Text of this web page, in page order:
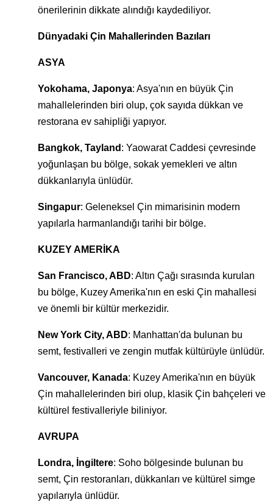
önerilerinin dikkate alındığı kaydediliyor.
Dünyadaki Çin Mahallerinden Bazıları
ASYA
Yokohama, Japonya: Asya'nın en büyük Çin
mahallelerinden biri olup, çok sayıda dükkan ve
restorana ev sahipliği yapıyor.
Bangkok, Tayland : Yaowarat Caddesi çevresinde
yoğunlaşan bu bölge, sokak yemekleri ve altın
dükkanlarıyla ünlüdür.
Singapur: Geleneksel Çin mimarisinin modern
yapılarla harmanlandığı tarihi bir bölge.
KUZEY AMERİKA
San Francisco, ABD: Altın Çağı sırasında kurulan
bu bölge, Kuzey Amerika'nın en eski Çin mahallesi
ve önemli bir kültür merkezidir.
New York City, ABD: Manhattan'da bulunan bu
semt, festivalleri ve zengin mutfak kültürüyle ünlüdür.
Vancouver, Kanada: Kuzey Amerika'nın en büyük
Çin mahallelerinden biri olup, klasik Çin bahçeleri ve
kültürel festivalleriyle biliniyor.
AVRUPA
Londra, İngiltere: Soho bölgesinde bulunan bu
semt, Çin restoranları, dükkanları ve kültürel simge
yapılarıyla ünlüdür.